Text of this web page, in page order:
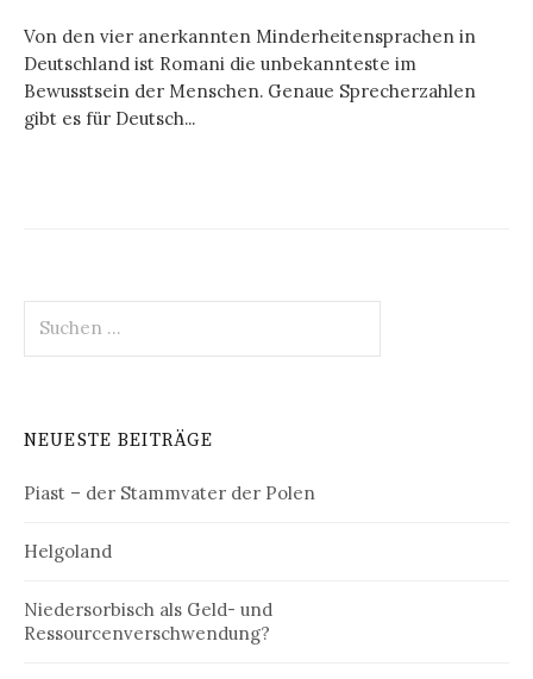
Von den vier anerkannten Minderheitensprachen in
Deutschland ist Romani die unbekannteste im
Bewusstsein der Menschen. Genaue Sprecherzahlen
gibt es für Deutsch...
nach:
NEUESTE BEITRÄGE
Piast – der Stammvater der Polen
Helgoland
Niedersorbisch als Geld- und
Ressourcenverschwendung?